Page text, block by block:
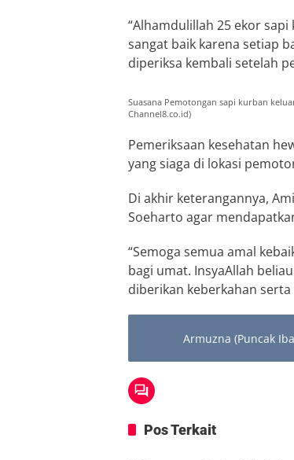
“Alhamdulillah 25 ekor
sangat baik karena setiap
diperiksa kembali setelah
Suasana Pemotongan sapi kurban
Channel8.co.id)
Pemeriksaan kesehatan
yang siaga di lokasi
Di akhir keterangannya,
Soeharto agar
“Semoga semua amal
bagi umat. InsyaAllah
diberikan keberkahan serta
Armuzna (Puncak
Pos Terkait
Berita